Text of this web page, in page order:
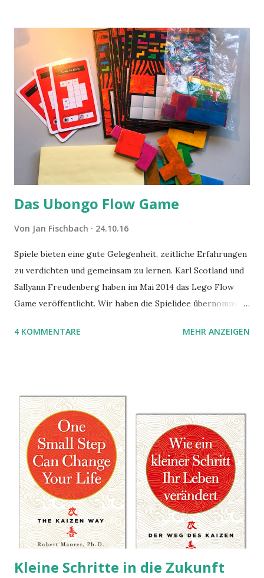
Das Ubongo Flow Game
Von Jan Fischbach 24.10.16
Spiele bieten eine gute Gelegenheit, zeitliche Erfahrungen
zu verdichten und gemeinsam zu lernen. Karl Scotland und
Sallyann Freudenberg haben im Mai 2014 das Lego Flow
Game veröffentlicht. Wir haben die Spielidee übernommen,
benutzen wir Material aus Grzegorz Rejchtmans Ubongo-
4 KOMMENTARE MEHR ANZEIGEN
Kleine Schritte in die Zukunft